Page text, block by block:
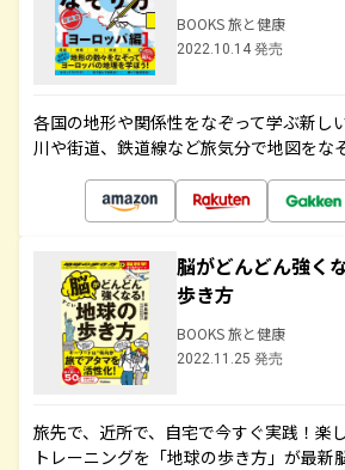
BOOKS 旅と健康
2022.10.14 発売
各国の地形や関係性をなぞって学ぶ新し
川や街道、鉄道線など旅気分で地図をな
脳がどんどん強く
歩き方
BOOKS 旅と健康
2022.11.25 発売
旅先で、近所で、自宅で今すぐ実践！楽
トレーニングを「地球の歩き方」が最新